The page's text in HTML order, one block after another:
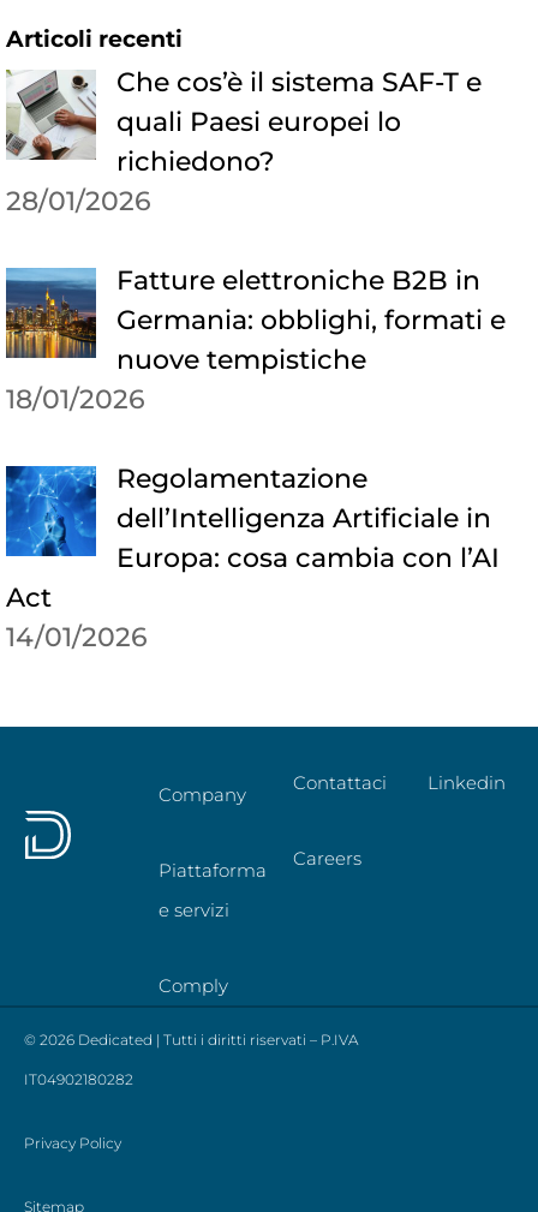
Articoli recenti
Che cos’è il sistema SAF-T e
quali Paesi europei lo
richiedono?
28/01/2026
Fatture elettroniche B2B in
Germania: obblighi, formati e
nuove tempistiche
18/01/2026
Regolamentazione
dell’Intelligenza Artificiale in
Europa: cosa cambia con l’AI
Act
14/01/2026
Company
Piattaforma
e servizi
Comply
Contattaci
Careers
Linkedin
© 2026 Dedicated | Tutti i diritti riservati – P.IVA
IT04902180282
Privacy Policy
Sitemap